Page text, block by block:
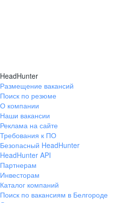
HeadHunter
Размещение вакансий
Поиск по резюме
О компании
Наши вакансии
Реклама на сайте
Требования к ПО
Безопасный HeadHunter
HeadHunter API
Партнерам
Инвесторам
Каталог компаний
Поиск по вакансиям в Белгороде